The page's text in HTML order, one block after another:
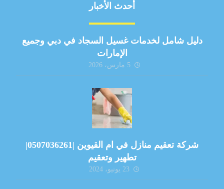
أحدث الأخبار
دليل شامل لخدمات غسيل السجاد في دبي وجميع
الإمارات
5 مارس، 2026
شركة تعقيم منازل في ام القيوين |0507036261|
تطهير وتعقيم
23 يونيو، 2024